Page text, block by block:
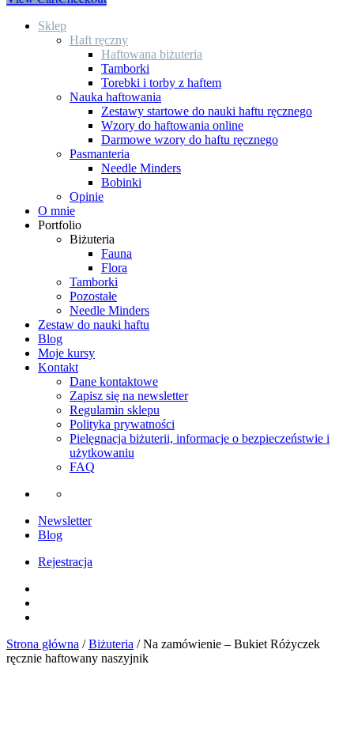
Sklep
Haft ręczny
Haftowana biżuteria
Tamborki
Torebki i torby z haftem
Nauka haftowania
Zestawy startowe do nauki haftu ręcznego
Wzory do haftowania online
Darmowe wzory do haftu ręcznego
Pasmanteria
Needle Minders
Bobinki
Opinie
O mnie
Portfolio
Biżuteria
Fauna
Flora
Tamborki
Pozostałe
Needle Minders
Zestaw do nauki haftu
Blog
Moje kursy
Kontakt
Dane kontaktowe
Zapisz się na newsletter
Regulamin sklepu
Polityka prywatności
Pielęgnacja biżuterii, informacje o bezpieczeństwie i
użytkowaniu
FAQ
Newsletter
Blog
Rejestracja
Strona główna /Biżuteria / Na zamówienie – Bukiet Różyczek
ręcznie haftowany naszyjnik